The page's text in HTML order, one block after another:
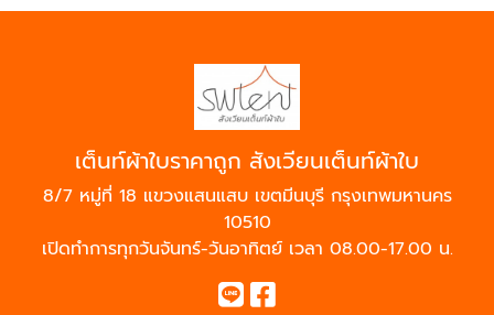
เต็นท์ผ้าใบราคาถูก สังเวียนเต็นท์ผ้าใบ
8/7 หมู่ที่ 18 แขวงแสนแสบ เขตมีนบุรี กรุงเทพมหานคร
10510
เปิดทำการทุกวันจันทร์-วันอาทิตย์ เวลา 08.00-17.00 น.